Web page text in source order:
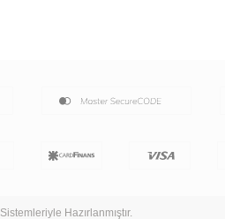
Sistemleriyle Hazırlanmıştır.